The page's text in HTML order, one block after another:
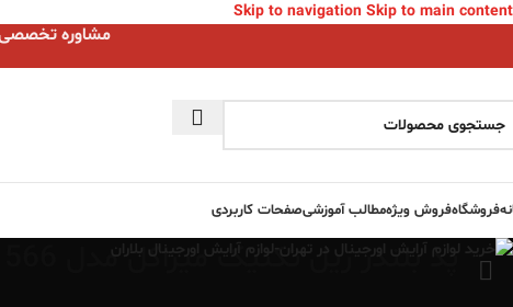
Skip to navigation Skip to main content
مشاوره تخصصی
فروشگاهفروش ویژهمطالب آموزشیصفحات کاربردی
پد بلندر ریل تکنیک میراکل مدل 91566